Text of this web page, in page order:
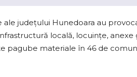
judeţului Hunedoara au
locală, locuinţe,
pagube materiale în 46 de